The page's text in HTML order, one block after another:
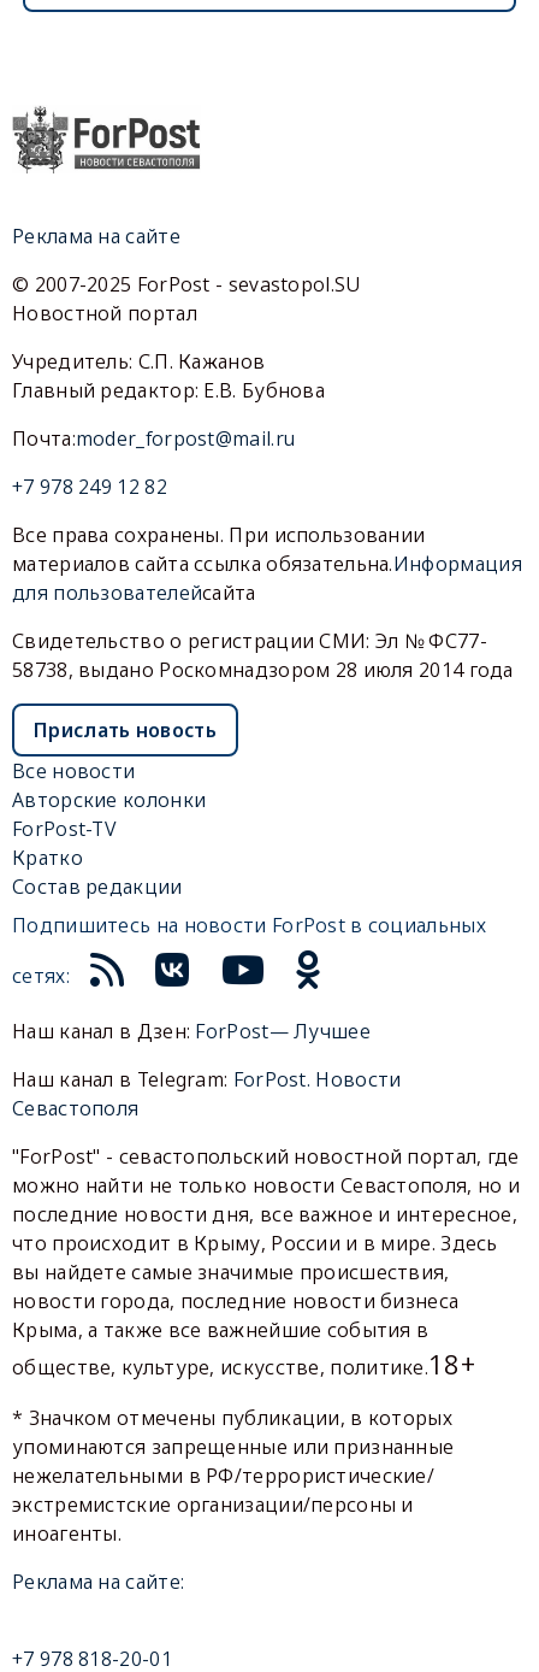
Реклама на сайте
© 2007-2025 ForPost - sevastopol.SU
Новостной портал
Учредитель: С.П. Кажанов
Главный редактор: Е.В. Бубнова
Почта:moder_forpost@mail.ru
+7 978 249 12 82
Все права сохранены. При использовании
материалов сайта ссылка обязательна.Информация
для пользователейсайта
Свидетельство о регистрации СМИ: Эл № ФС77-
58738, выдано Роскомнадзором 28 июля 2014 года
Прислать новость
Все новости
Авторские колонки
ForPost-TV
Кратко
Состав редакции
Подпишитесь на новости ForPost в социальных
сетях:
Наш канал в Дзен: ForPost— Лучшее
Наш канал в Telegram: ForPost. Новости
Севастополя
"ForPost" - севастопольский новостной портал, где
можно найти не только новости Севастополя, но и
последние новости дня, все важное и интересное,
что происходит в Крыму, России и в мире. Здесь
вы найдете самые значимые происшествия,
новости города, последние новости бизнеса
Крыма, а также все важнейшие события в
обществе, культуре, искусстве, политике.18+
* Значком отмечены публикации, в которых
упоминаются запрещенные или признанные
нежелательными в РФ/террористические/
экстремистские организации/персоны и
иноагенты.
Реклама на сайте:
+7 978 818-20-01